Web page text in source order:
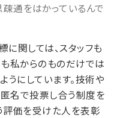
疎通をはかっているんで
に関しては、スタッフも
私からのものだけでは
うにしています。技術や
名で投票し合う制度を
評価を受けた人を表彰